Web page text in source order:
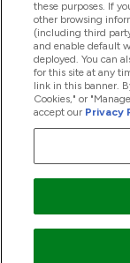
Εκπτώσεις &
2026 The
these purposes. If
other browsing
(including third
and enable default
deployed. You can
for this site at any
link in this banner.
Cookies," or
accept our Privacy